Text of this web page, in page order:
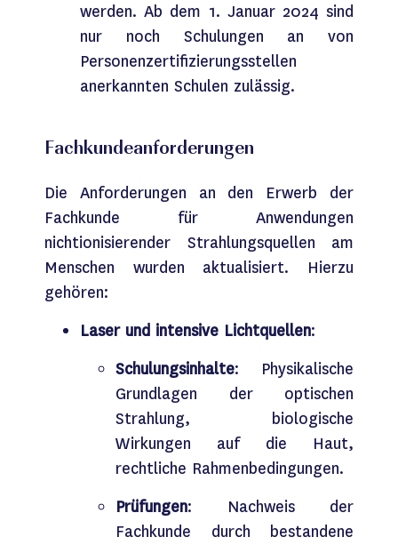
werden. Ab dem 1. Januar 2024 sind
nur noch Schulungen an von
Personenzertifizierungsstellen
anerkannten Schulen zulässig.
Fachkundeanforderungen
Die Anforderungen an den Erwerb der
Fachkunde für Anwendungen
nichtionisierender Strahlungsquellen am
Menschen wurden aktualisiert. Hierzu
gehören:
Laser und intensive Lichtquellen:
Schulungsinhalte: Physikalische
Grundlagen der optischen
Strahlung, biologische
Wirkungen auf die Haut,
rechtliche Rahmenbedingungen.
Prüfungen: Nachweis der
Fachkunde durch bestandene